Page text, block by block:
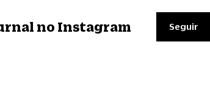
no Instagram Seguir